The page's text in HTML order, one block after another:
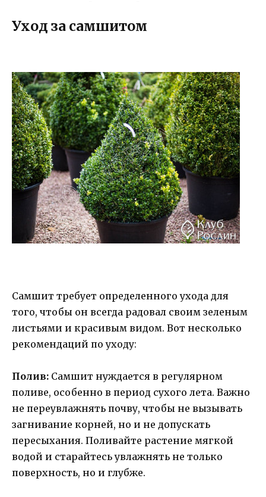
Уход за самшитом
Самшит требует определенного ухода для
того, чтобы он всегда радовал своим зеленым
листьями и красивым видом. Вот несколько
рекомендаций по уходу:
Полив: Самшит нуждается в регулярном
поливе, особенно в период сухого лета. Важно
не переувлажнять почву, чтобы не вызывать
загнивание корней, но и не допускать
пересыхания. Поливайте растение мягкой
водой и старайтесь увлажнять не только
поверхность, но и глубже.